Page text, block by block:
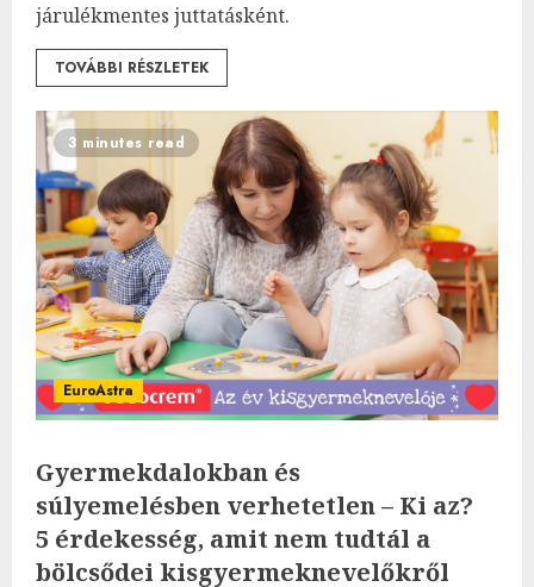
járulékmentes juttatásként.
TOVÁBBI RÉSZLETEK
3 minutes read
EuroAstra
Gyermekdalokban és
súlyemelésben verhetetlen – Ki az?
5 érdekesség, amit nem tudtál a
bölcsődei kisgyermeknevelőkről